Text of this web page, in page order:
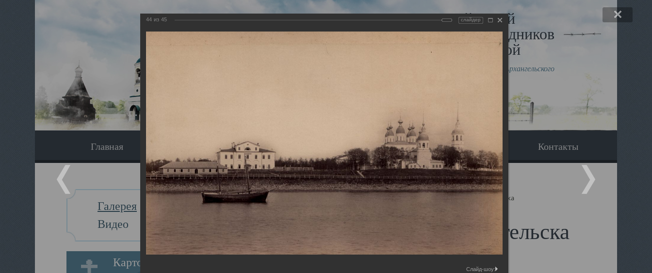
Виртуальный музей
Новомучеников и исповедников
Земли Архангельской
Сайт создан по благословлению митрополита Архангельского
Главная Наследники Галерея Вопрос-ответ Контакты
Галерея
Видео
Картотека
Главная Галерея Храмы-мученики Архангельска Свято-Троицкий собор Архангельска
Свято-Троицкий собор Архангельска
44 из 45 слайдер
Слайд-шоу: